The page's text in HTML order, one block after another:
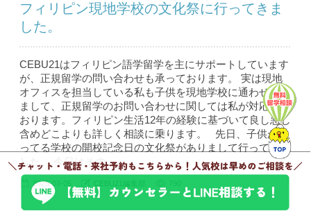
フィリピン現地学校の文化祭に行ってきま
した。
CEBU21はフィリピン語学留学を主にサポートしています
が、正規留学の問い合わせも承っております。 実は現地
オフィスを担当している私も子供を現地学校に通わせてい
まして、正規留学のお問い合わせに関しては私が対応して
おります。フィリピン生活12年の経験に基づいて良し悪し
含めどこよりも詳しく相談に乗ります。 先日、子供が通
ってる学校の開校記念日の文化祭がありまして行ってきま
した。 今日はその...
2025-03-05